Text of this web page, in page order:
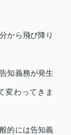
から飛び降り
知義務が発生
変わってきま
的には告知義